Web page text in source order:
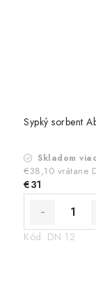
Sypký sorbent
Skladom
€38,10 vrátane
€31
Kód: DN 12